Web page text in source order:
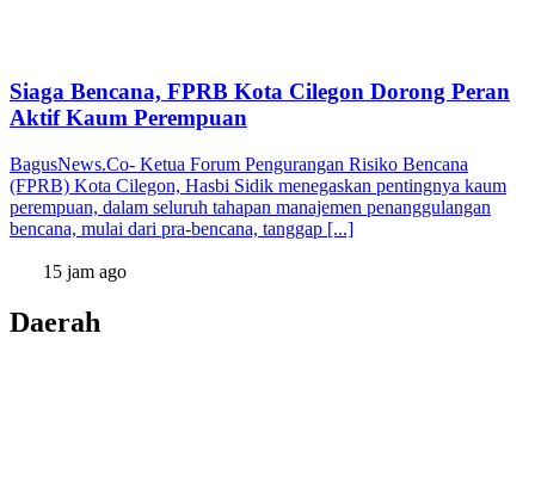
Siaga Bencana, FPRB Kota Cilegon Dorong Peran
Aktif Kaum Perempuan
BagusNews.Co- Ketua Forum Pengurangan Risiko Bencana
(FPRB) Kota Cilegon, Hasbi Sidik menegaskan pentingnya kaum
perempuan, dalam seluruh tahapan manajemen penanggulangan
bencana, mulai dari pra-bencana, tanggap [...]
15 jam ago
Daerah